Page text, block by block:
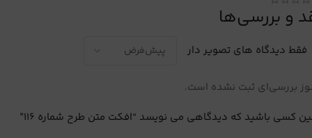
و بررسی‌ها
فقط دیدگاه های تصویر دار
بررسی‌ای ثبت نشده است.
کسی باشید که دیدگاهی می نویسد “افکت متن طرح شماره 116”